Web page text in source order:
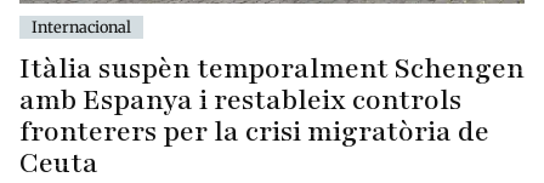
Internacional
Itàlia suspèn temporalment Schengen
amb Espanya i restableix controls
fronterers per la crisi migratòria de
Ceuta